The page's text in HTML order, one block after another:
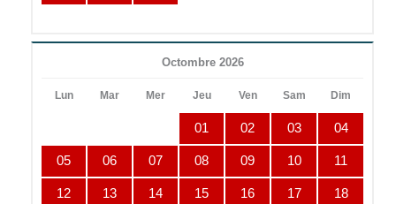
Octombre 2026
Lun Mar Mer Jeu Ven Sam Dim
01 02 03 04
05 06 07 08 09 10 11
12 13 14 15 16 17 18